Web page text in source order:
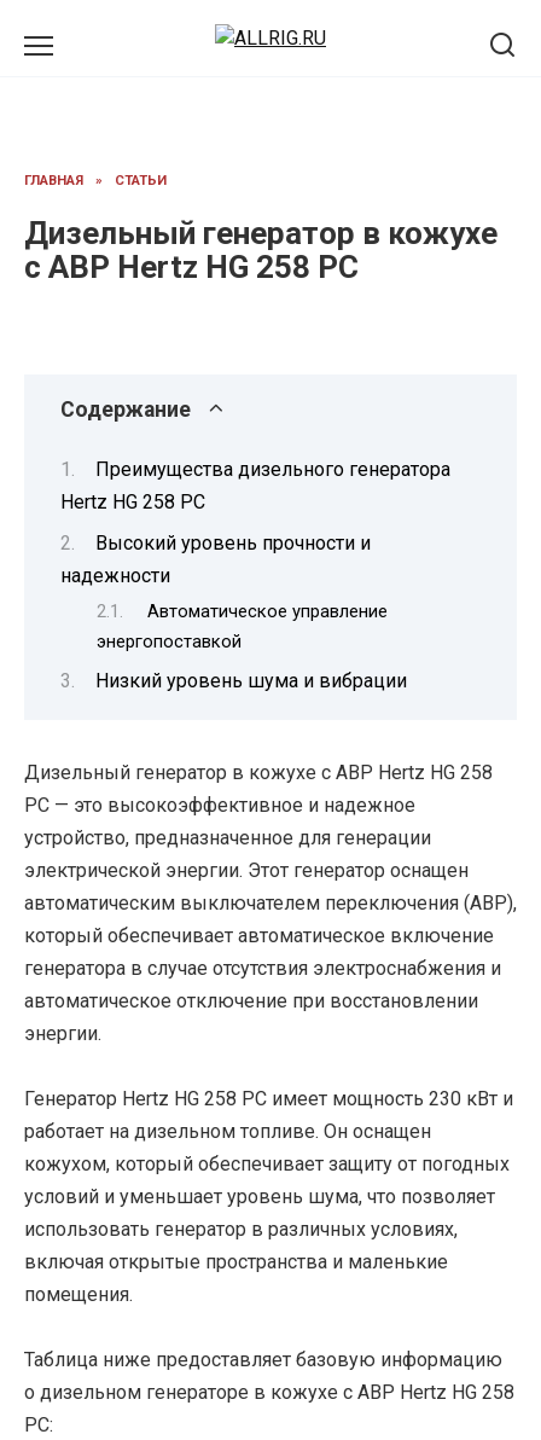
ГЛАВНАЯ » СТАТЬИ
Дизельный генератор в кожухе
с АВР Hertz HG 258 PC
Содержание
Преимущества дизельного генератора
Hertz HG 258 PC
Высокий уровень прочности и
надежности
Автоматическое управление
энергопоставкой
Низкий уровень шума и вибрации
Дизельный генератор в кожухе с АВР Hertz HG 258
PC — это высокоэффективное и надежное
устройство, предназначенное для генерации
электрической энергии. Этот генератор оснащен
автоматическим выключателем переключения (АВР),
который обеспечивает автоматическое включение
генератора в случае отсутствия электроснабжения и
автоматическое отключение при восстановлении
энергии.
Генератор Hertz HG 258 PC имеет мощность 230 кВт и
работает на дизельном топливе. Он оснащен
кожухом, который обеспечивает защиту от погодных
условий и уменьшает уровень шума, что позволяет
использовать генератор в различных условиях,
включая открытые пространства и маленькие
помещения.
Таблица ниже предоставляет базовую информацию
о дизельном генераторе в кожухе с АВР Hertz HG 258
PC: